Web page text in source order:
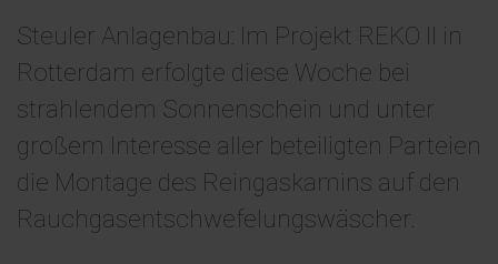
Steuler Anlagenbau: Im Projekt REKO II in
Rotterdam erfolgte diese Woche bei
strahlendem Sonnenschein und unter
großem Interesse aller beteiligten Parteien
die Montage des Reingaskamins auf den
Rauchgasentschwefelungswäscher.